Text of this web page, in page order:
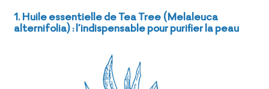
1. Huile essentielle de Tea Tree (Melaleuca
alternifolia) : l’indispensable pour purifier la peau